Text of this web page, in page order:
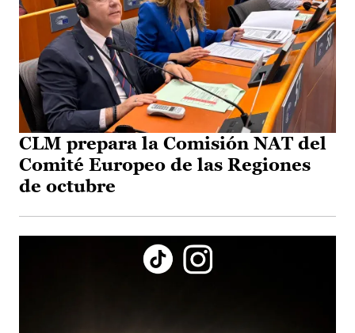
CLM prepara la Comisión NAT del
Comité Europeo de las Regiones
de octubre